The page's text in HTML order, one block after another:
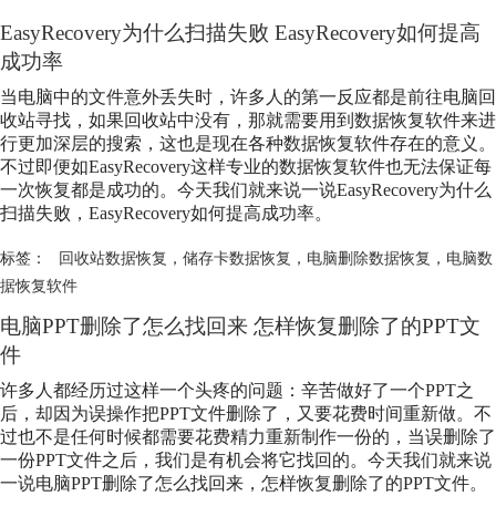
EasyRecovery为什么扫描失败 EasyRecovery如何提高
成功率
当电脑中的文件意外丢失时，许多人的第一反应都是前往电脑回
收站寻找，如果回收站中没有，那就需要用到数据恢复软件来进
行更加深层的搜索，这也是现在各种数据恢复软件存在的意义。
不过即便如EasyRecovery这样专业的数据恢复软件也无法保证每
一次恢复都是成功的。今天我们就来说一说EasyRecovery为什么
扫描失败，EasyRecovery如何提高成功率。
标签： 回收站数据恢复 ， 储存卡数据恢复 ， 电脑删除数据恢复 ， 电脑数
据恢复软件
电脑PPT删除了怎么找回来 怎样恢复删除了的PPT文
件
许多人都经历过这样一个头疼的问题：辛苦做好了一个PPT之
后，却因为误操作把PPT文件删除了，又要花费时间重新做。不
过也不是任何时候都需要花费精力重新制作一份的，当误删除了
一份PPT文件之后，我们是有机会将它找回的。今天我们就来说
一说电脑PPT删除了怎么找回来，怎样恢复删除了的PPT文件。